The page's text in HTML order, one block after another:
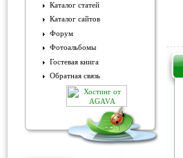
Каталог статей
Каталог сайтов
Форум
Фотоальбомы
Гостевая книга
Обратная связь